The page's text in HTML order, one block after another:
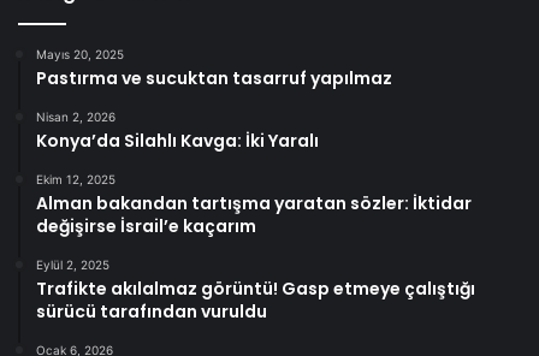
Mayıs 20, 2025
Pastırma ve sucuktan tasarruf yapılmaz
Nisan 2, 2026
Konya’da Silahlı Kavga: İki Yaralı
Ekim 12, 2025
Alman bakandan tartışma yaratan sözler: İktidar
değişirse İsrail’e kaçarım
Eylül 2, 2025
Trafikte akılalmaz görüntü! Gasp etmeye çalıştığı
sürücü tarafından vuruldu
Ocak 6, 2026